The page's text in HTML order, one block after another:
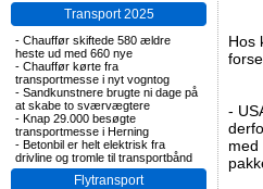
Transport 2025
- Chauffør skiftede 580 ældre
heste ud med 660 nye
- Chauffør kørte fra
transportmesse i nyt vogntog
- Sandkunstnere brugte ni dage på
at skabe to sværvægtere
- Knap 29.000 besøgte
transportmesse i Herning
- Betonbil er helt elektrisk fra
drivline og tromle til transportbånd
Flytransport
Hos
-
med